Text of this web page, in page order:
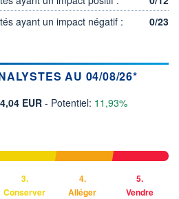
ayant un impact négatif :
0/23
AU 04/08/26*
EUR- Potentiel: 11,93%
3.
Conserver
4.
Alléger
5.
Vendre